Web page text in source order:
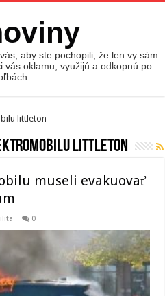
aby ste pochopili, že len vy sám
vás oklamu, využijú a odkopnú po
littleton
littleton
museli evakuovať
0